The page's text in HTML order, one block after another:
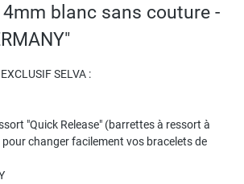
blanc sans couture -
SELVA :
"Quick Release" (barrettes à ressort à
changer facilement vos bracelets de